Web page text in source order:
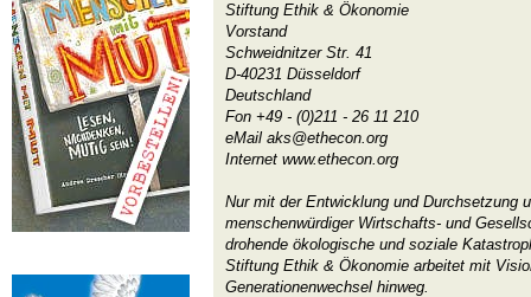
Stiftung Ethik & Ökonomie
Vorstand
Schweidnitzer Str. 41
D-40231 Düsseldorf
Deutschland
Fon +49 - (0)211 - 26 11 210
eMail aks@ethecon.org
Internet www.ethecon.org
Nur mit der Entwicklung und Durchsetzung
menschenwürdiger Wirtschafts- und
drohende ökologische und soziale
Stiftung Ethik & Ökonomie arbeitet mit
Generationenwechsel hinweg.